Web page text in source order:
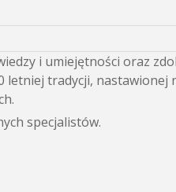
i umiejętności oraz
letniej tradycji, nastawionej
specjalistów.